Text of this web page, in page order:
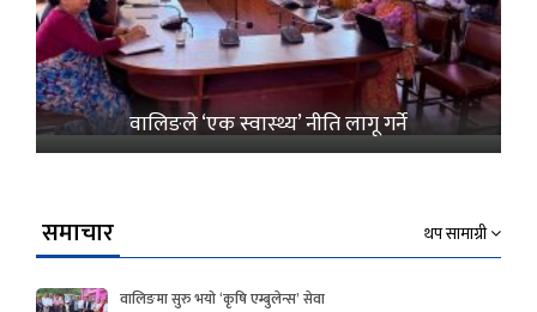
वालिङले ‘एक स्वास्थ्य’ नीति लागू गर्ने
समाचार थप सामाग्री
वालिङमा सुरु भयो ‘कृषि एम्बुलेन्स’ सेवा